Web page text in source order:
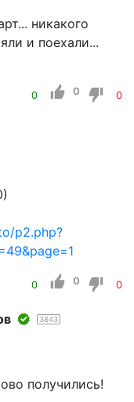
никакого
и поехали...
0 0 0
p2.php?
0 0 0
3843
получились!